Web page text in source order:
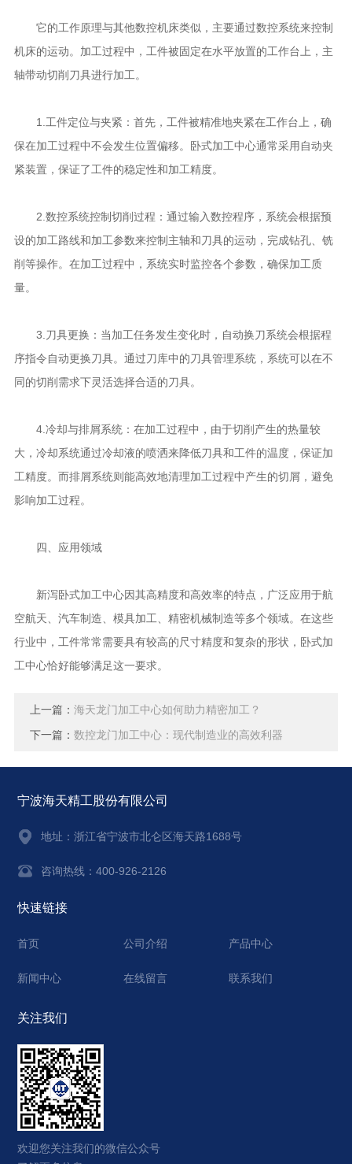
它的工作原理与其他数控机床类似，主要通过数控系统来控制
机床的运动。加工过程中，工件被固定在水平放置的工作台上，主
轴带动切削刀具进行加工。
1.工件定位与夹紧：首先，工件被精准地夹紧在工作台上，确
保在加工过程中不会发生位置偏移。卧式加工中心通常采用自动夹
紧装置，保证了工件的稳定性和加工精度。
2.数控系统控制切削过程：通过输入数控程序，系统会根据预
设的加工路线和加工参数来控制主轴和刀具的运动，完成钻孔、铣
削等操作。在加工过程中，系统实时监控各个参数，确保加工质
量。
3.刀具更换：当加工任务发生变化时，自动换刀系统会根据程
序指令自动更换刀具。通过刀库中的刀具管理系统，系统可以在不
同的切削需求下灵活选择合适的刀具。
4.冷却与排屑系统：在加工过程中，由于切削产生的热量较
大，冷却系统通过冷却液的喷洒来降低刀具和工件的温度，保证加
工精度。而排屑系统则能高效地清理加工过程中产生的切屑，避免
影响加工过程。
四、应用领域
新泻卧式加工中心因其高精度和高效率的特点，广泛应用于航
空航天、汽车制造、模具加工、精密机械制造等多个领域。在这些
行业中，工件常常需要具有较高的尺寸精度和复杂的形状，卧式加
工中心恰好能够满足这一要求。
上一篇： 海天龙门加工中心如何助力精密加工？
下一篇： 数控龙门加工中心：现代制造业的高效利器
宁波海天精工股份有限公司
地址：浙江省宁波市北仑区海天路1688号
咨询热线：400-926-2126
快速链接
首页 公司介绍 产品中心
新闻中心 在线留言 联系我们
关注我们
欢迎您关注我们的微信公众号